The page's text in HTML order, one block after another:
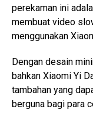
perekaman ini
membuat video
menggunakan
Dengan desain
bahkan Xiaomi Yi
tambahan yang
berguna bagi para